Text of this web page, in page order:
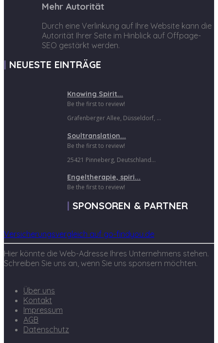
Mehr Autorität
Durch eine Verlinkung auf Ihre Website kann die
Autorität Ihrer Seite im Hinblick auf Offpage-
SEO gestärkt werden.
NEUESTE EINTRÄGE
Knowing Spirit...
Be the first to review!
Grafenberger Allee, Düsseldorf, ...
Soultranslation...
Be the first to review!
25421 Pinneberg, Deutschland...
Engeltherapie, spiri...
Be the first to review!
SPONSOREN & PARTNER
Versicherungsvergleich auf go-findyou.de
Hier könnte die Web-Adresse Ihres Unternehmens stehen.
Schreiben Sie uns an, wenn Sie uns sponsern möchten.
Über uns
Kontakt
Impressum
AGB
Datenschutz